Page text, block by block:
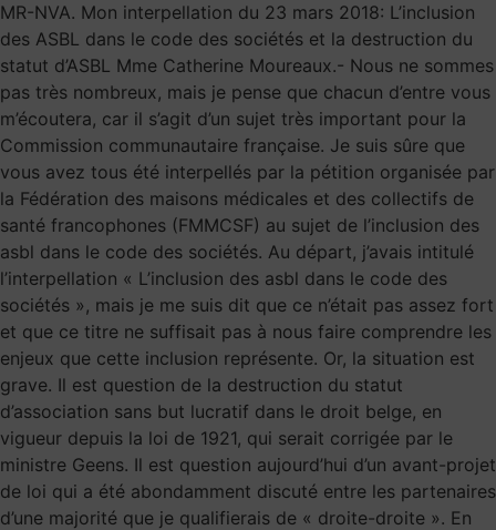
MR-NVA. Mon interpellation du 23 mars 2018: L’inclusion
des ASBL dans le code des sociétés et la destruction du
statut d’ASBL Mme Catherine Moureaux.- Nous ne sommes
pas très nombreux, mais je pense que chacun d’entre vous
m’écoutera, car il s’agit d’un sujet très important pour la
Commission communautaire française. Je suis sûre que
vous avez tous été interpellés par la pétition organisée par
la Fédération des maisons médicales et des collectifs de
santé francophones (FMMCSF) au sujet de l’inclusion des
asbl dans le code des sociétés. Au départ, j’avais intitulé
l’interpellation « L’inclusion des asbl dans le code des
sociétés », mais je me suis dit que ce n’était pas assez fort
et que ce titre ne suffisait pas à nous faire comprendre les
enjeux que cette inclusion représente. Or, la situation est
grave. Il est question de la destruction du statut
d’association sans but lucratif dans le droit belge, en
vigueur depuis la loi de 1921, qui serait corrigée par le
ministre Geens. Il est question aujourd’hui d’un avant-projet
de loi qui a été abondamment discuté entre les partenaires
d’une majorité que je qualifierais de « droite-droite ». En